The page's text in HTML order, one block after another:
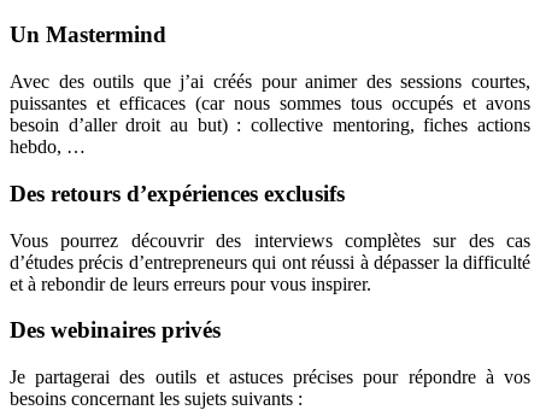
Un Mastermind
Avec des outils que j’ai créés pour animer des sessions courtes,
puissantes et efficaces (car nous sommes tous occupés et avons
besoin d’aller droit au but) : collective mentoring, fiches actions
hebdo, …
Des retours d’expériences exclusifs
Vous pourrez découvrir des interviews complètes sur des cas
d’études précis d’entrepreneurs qui ont réussi à dépasser la difficulté
et à rebondir de leurs erreurs pour vous inspirer.
Des webinaires privés
Je partagerai des outils et astuces précises pour répondre à vos
besoins concernant les sujets suivants :